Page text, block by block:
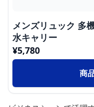
メンズリュック 多
水キャリー
¥5,780
商